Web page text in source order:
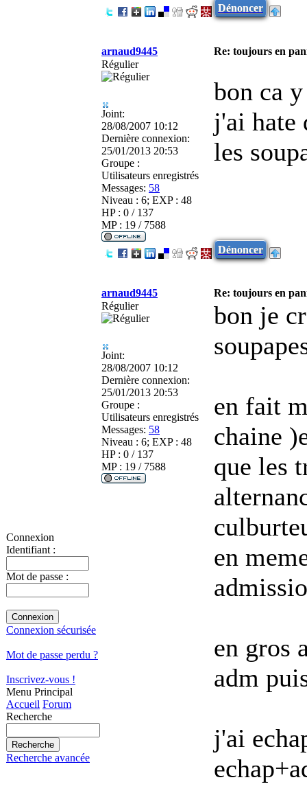
Connexion
Identifiant :
Mot de passe :
Connexion sécurisée
Mot de passe perdu ?
Inscrivez-vous !
Menu Principal
Accueil Forum
Recherche
Recherche avancée
Dénoncer
arnaud9445
Re: toujours en
Régulier
Joint:
28/08/2007 10:12
Dernière connexion:
25/01/2013 20:53
Groupe :
Utilisateurs enregistrés
Messages: 58
Niveau : 6; EXP : 48
HP : 0 / 137
MP : 19 / 7588
bon ca
j'ai hate
les
Dénoncer
arnaud9445
Re: toujours en
Régulier
Joint:
28/08/2007 10:12
Dernière connexion:
25/01/2013 20:53
Groupe :
Utilisateurs enregistrés
Messages: 58
Niveau : 6; EXP : 48
HP : 0 / 137
MP : 19 / 7588
bon je
en fait
chaine
que les
en
en gros
adm
j'ai